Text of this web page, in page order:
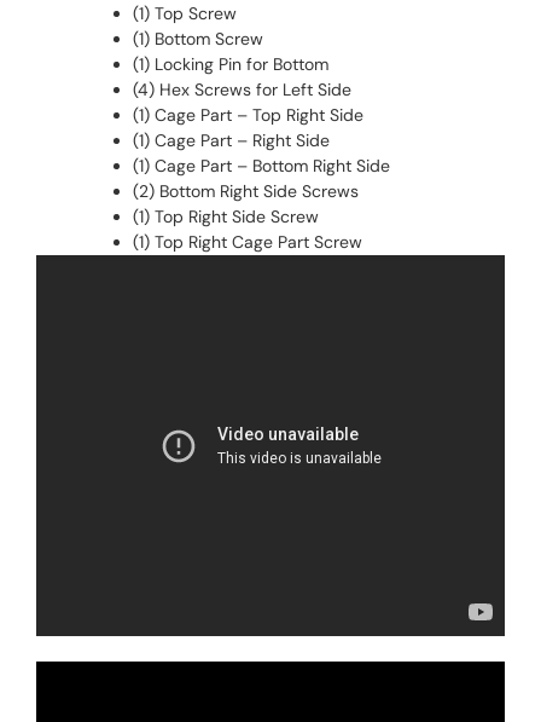
(1) Top Screw
(1) Bottom Screw
(1) Locking Pin for Bottom
(4) Hex Screws for Left Side
(1) Cage Part – Top Right Side
(1) Cage Part – Right Side
(1) Cage Part – Bottom Right Side
(2) Bottom Right Side Screws
(1) Top Right Side Screw
(1) Top Right Cage Part Screw